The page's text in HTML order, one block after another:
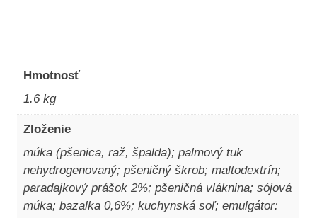
Hmotnosť
1.6 kg
Zloženie
múka (pšenica, raž, špalda); palmový tuk
nehydrogenovaný; pšeničný škrob; maltodextrín;
paradajkový prášok 2%; pšeničná vláknina; sójová
múka; bazalka 0,6%; kuchynská soľ; emulgátor: